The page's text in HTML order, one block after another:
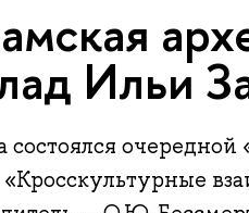
Ильи
состоялся